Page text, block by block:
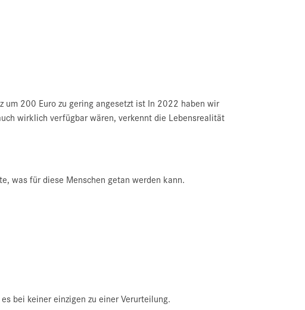
um 200 Euro zu gering angesetzt ist In 2022 haben wir
wirklich verfügbar wären, verkennt die Lebensrealität
was für diese Menschen getan werden kann.
bei keiner einzigen zu einer Verurteilung.